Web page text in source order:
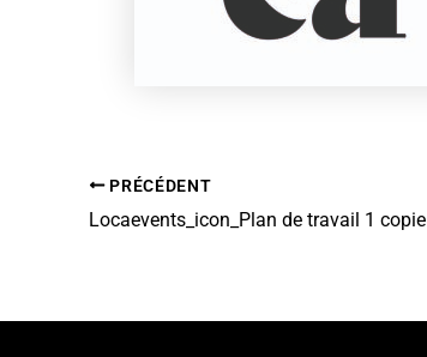
PRÉCÉDENT
Locaevents_icon_Plan de travail 1 copie